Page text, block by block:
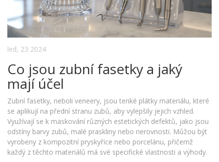
led, 23 2024
Co jsou zubní fasetky a jaký
mají účel
Zubní fasetky, neboli veneery, jsou tenké plátky materiálu, které
se aplikují na přední stranu zubů, aby vylepšily jejich vzhled.
Využívají se k maskování různých estetických defektů, jako jsou
odstíny barvy zubů, malé praskliny nebo nerovnosti. Můžou být
vyrobeny z kompozitní pryskyřice nebo porcelánu, přičemž
každý z těchto materiálů má své specifické vlastnosti a výhody.